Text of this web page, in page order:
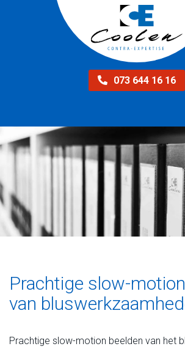
073 644 16 16
Prachtige slow-
van
Prachtige slow-motion beelden van het